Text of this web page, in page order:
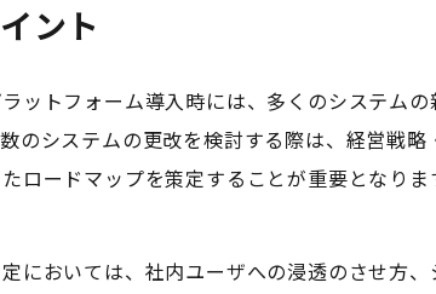
ント
ットフォーム導入時には、多くのシステム
のシステムの更改を検討する際は、経営戦
ロードマップを策定することが重要となりま
においては、社内ユーザへの浸透のさせ方